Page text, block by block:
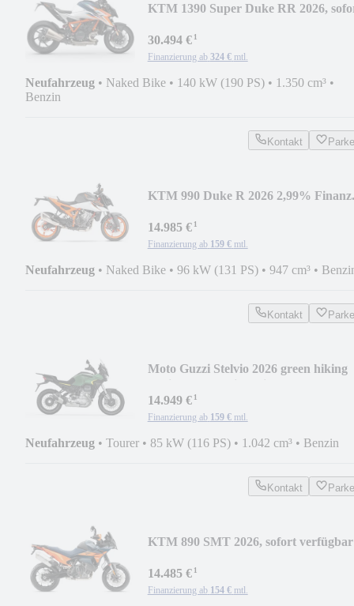
KTM 1390 Super Duke RR 2026,
30.494 €¹
Finanzierung ab 324 € mtl.
Neufahrzeug • Naked Bike • 140 kW (190 PS) • 1.350 cm³ •
Benzin
Kontakt
KTM 990 Duke R 2026 2,99%
14.985 €¹
Finanzierung ab 159 € mtl.
Neufahrzeug • Naked Bike • 96 kW (131 PS) • 947 cm³ •
Kontakt
Moto Guzzi Stelvio 2026 green hiking
14.949 €¹
Finanzierung ab 159 € mtl.
Neufahrzeug • Tourer • 85 kW (116 PS) • 1.042 cm³ • Benzin
Kontakt
KTM 890 SMT 2026, sofort verfügbar
14.485 €¹
Finanzierung ab 154 € mtl.